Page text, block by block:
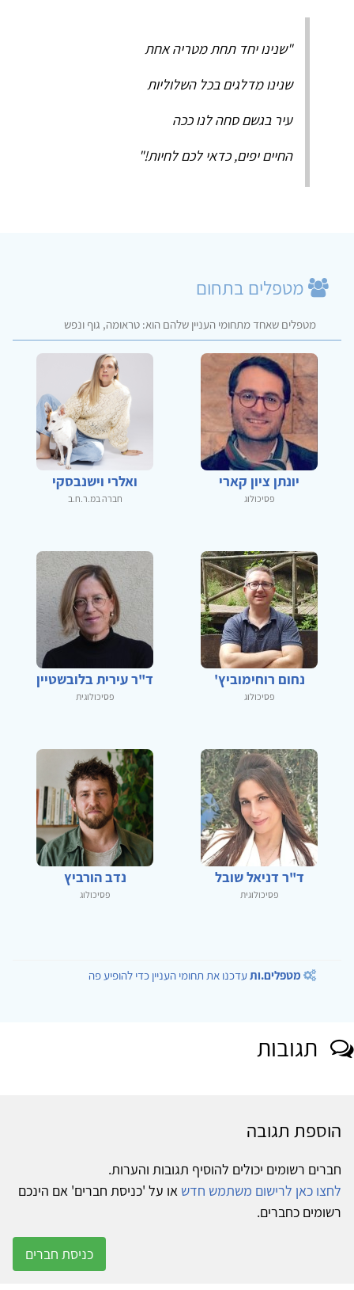
"שנינו יחד תחת מטריה אחת
שנינו מדלגים בכל השלוליות
עיר בגשם סחה לנו ככה
החיים יפים, כדאי לכם לחיות!"
מטפלים בתחום
מטפלים שאחד מתחומי העניין שלהם הוא: טראומה, גוף ונפש
יונתן ציון קארי
פסיכולוג
ואלרי וישנבסקי
חברה במ.ר.ח.ב
נחום רוחימוביץ'
פסיכולוג
ד"ר עירית בלובשטיין
פסיכולוגית
ד"ר דניאל שובל
פסיכולוגית
נדב הורביץ
פסיכולוג
מטפלים.ותעדכנו את תחומי העניין כדי להופיע פה
תגובות
הוספת תגובה
חברים רשומים יכולים להוסיף תגובות והערות.
לחצו כאן לרישום משתמש חדש או על 'כניסת חברים' אם הינכם
רשומים כחברים.
כניסת חברים